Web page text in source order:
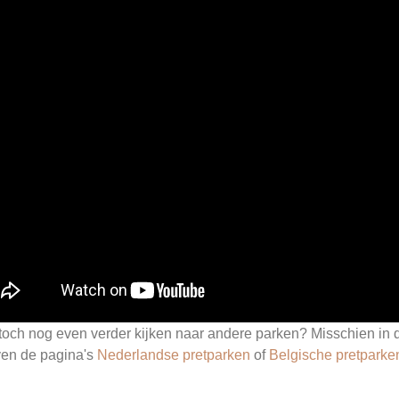
nog even verder kijken naar andere parken? Misschien in
de pagina's Nederlandse pretparken of Belgische